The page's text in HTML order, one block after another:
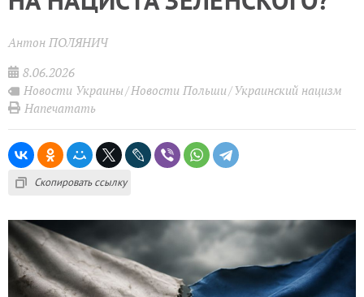
Антон ПОЛЯНИЧ
8.06.2026
Новости Украины Новости Польши Украинский нацизм
Напечатать
Скопировать ссылку